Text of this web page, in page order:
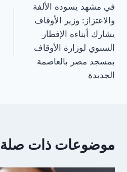
المقالات
في مشهد يسوده الألفة
والاعتزاز: وزير الأوقاف
يشارك أبناءه الإفطار
السنوي لوزارة الأوقاف
بمسجد مصر بالعاصمة
الجديدة
موضوعات ذات صلة